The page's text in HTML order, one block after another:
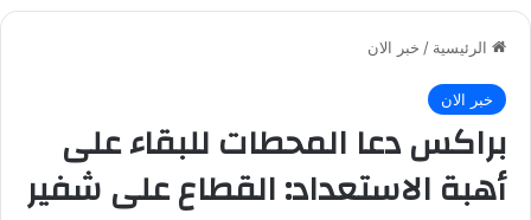
الرئيسية / خبر الان
خبر الان
براكس دعا المحطات للبقاء على
أهبة الاستعداد: القطاع على شفير